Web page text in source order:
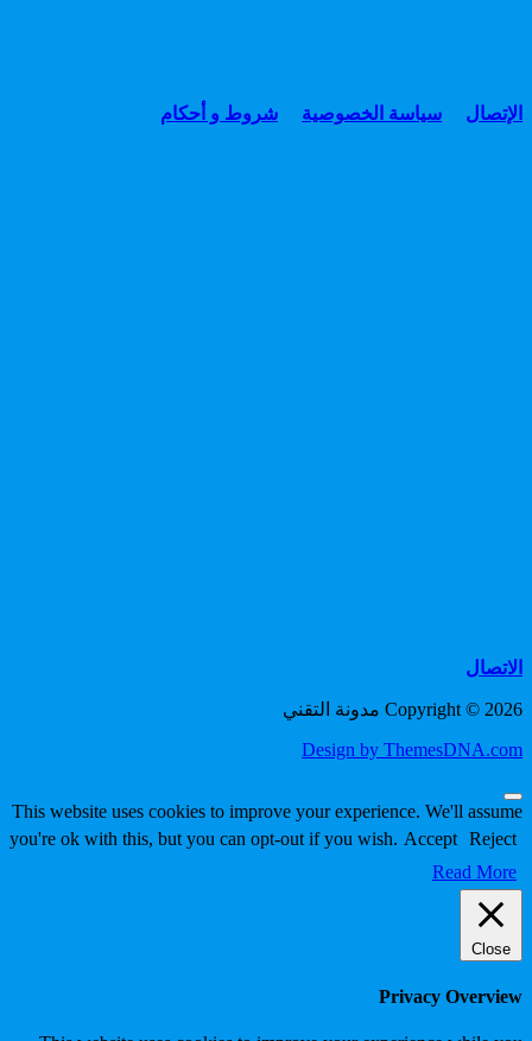
الإتصال سياسة الخصوصية شروط و أحكام
الاتصال
Copyright © 2026 مدونة التقني
Design by ThemesDNA.com
Scroll
to
Top
This website uses cookies to improve your experience. We'll assume
you're ok with this, but you can opt-out if you wish. Accept Reject
Read More
Close
Privacy Overview